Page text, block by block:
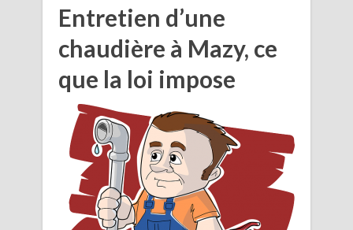
Entretien d’une
chaudière à Mazy, ce
que la loi impose